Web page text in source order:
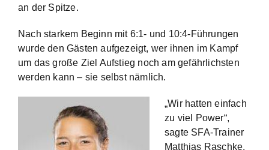
an der Spitze.
Nach starkem Beginn mit 6:1- und 10:4-Führungen
wurde den Gästen aufgezeigt, wer ihnen im Kampf
um das große Ziel Aufstieg noch am gefährlichsten
werden kann – sie selbst nämlich.
„Wir hatten einfach
zu viel Power“,
sagte SFA-Trainer
Matthias Raschke.